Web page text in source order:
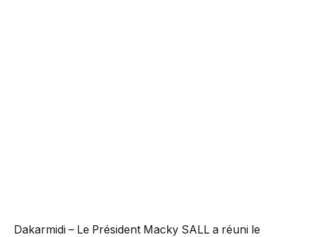
Dakarmidi – Le Président Macky SALL a réuni le